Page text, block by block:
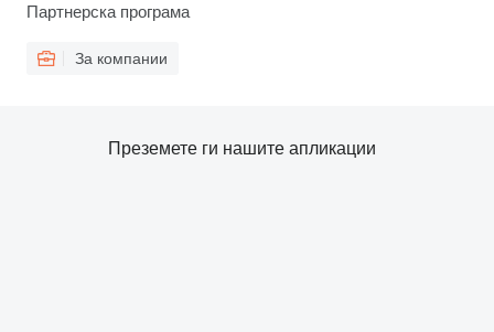
Партнерска програма
За компании
Преземете ги нашите апликации